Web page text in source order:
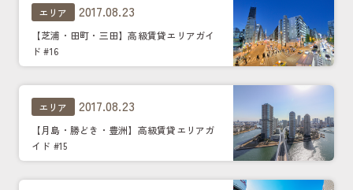
エリア 2017.08.23
【芝浦・田町・三田】高級賃貸エリアガイ
ド #16
エリア 2017.08.23
【月島・勝どき・豊洲】高級賃貸エリアガ
イド #15